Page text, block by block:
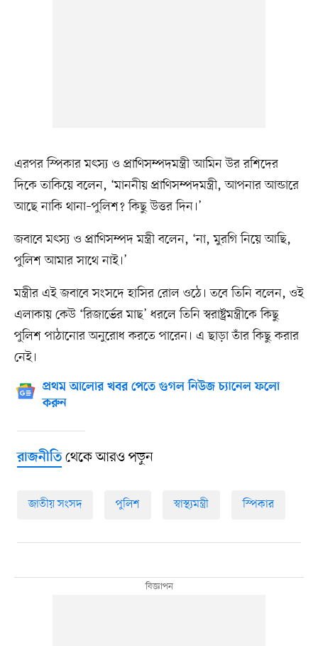
এরপর স্পিকার মৎস্য ও প্রাণিসম্পদমন্ত্রী আমিন উর রশিদের
দিকে তাকিয়ে বলেন, ‘মাননীয় প্রাণিসম্পদমন্ত্রী, আপনার আন্ডারে
আছে নাকি থানা–পুলিশ? কিছু উত্তর দিন।’
জবাবে মৎস্য ও প্রাণিসম্পদ মন্ত্রী বলেন, ‘না, মুরগি নিয়ে আছি,
পুলিশ আমার সাথে নাই।’
মন্ত্রীর এই জবাবে সংসদে হাসির রোল ওঠে। তবে তিনি বলেন, ওই
এলাকায় কেউ ‘রিজার্ভের মাছ’ ধরলে তিনি স্বরাষ্ট্রমন্ত্রীকে কিছু
পুলিশ পাঠানোর অনুরোধ করতে পারেন। এ ছাড়া তাঁর কিছু করার
নেই।
প্রথম আলোর খবর পেতে গুগল নিউজ চ্যানেল ফলো
করুন
রাজনীতিথেকে আরও পড়ুন
জাতীয় সংসদ পুলিশ স্বাস্থ্যমন্ত্রী স্পিকার